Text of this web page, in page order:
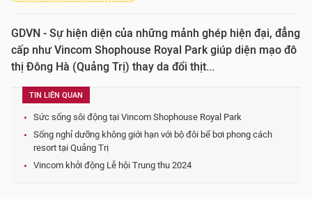
GDVN - Sự hiện diện của những mảnh ghép hiện đại, đẳng
cấp như Vincom Shophouse Royal Park giúp diện mạo đô
thị Đông Hà (Quảng Trị) thay da đổi thịt...
TIN LIÊN QUAN
Sức sống sôi động tại Vincom Shophouse Royal Park
Sống nghỉ dưỡng không giới hạn với bộ đôi bể bơi phong cách
resort tại Quảng Trị
Vincom khởi động Lễ hội Trung thu 2024